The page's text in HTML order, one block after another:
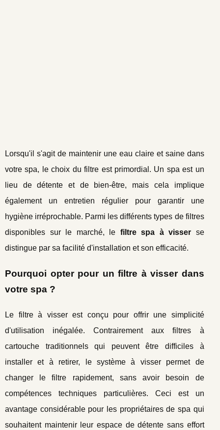
Lorsqu'il s'agit de maintenir une eau claire et saine dans
votre spa, le choix du filtre est primordial. Un spa est un
lieu de détente et de bien-être, mais cela implique
également un entretien régulier pour garantir une
hygiène irréprochable. Parmi les différents types de filtres
disponibles sur le marché, le filtre spa à visser se
distingue par sa facilité d'installation et son efficacité.
Pourquoi opter pour un filtre à visser dans
votre spa ?
Le filtre à visser est conçu pour offrir une simplicité
d'utilisation inégalée. Contrairement aux filtres à
cartouche traditionnels qui peuvent être difficiles à
installer et à retirer, le système à visser permet de
changer le filtre rapidement, sans avoir besoin de
compétences techniques particulières. Ceci est un
avantage considérable pour les propriétaires de spa qui
souhaitent maintenir leur espace de détente sans effort